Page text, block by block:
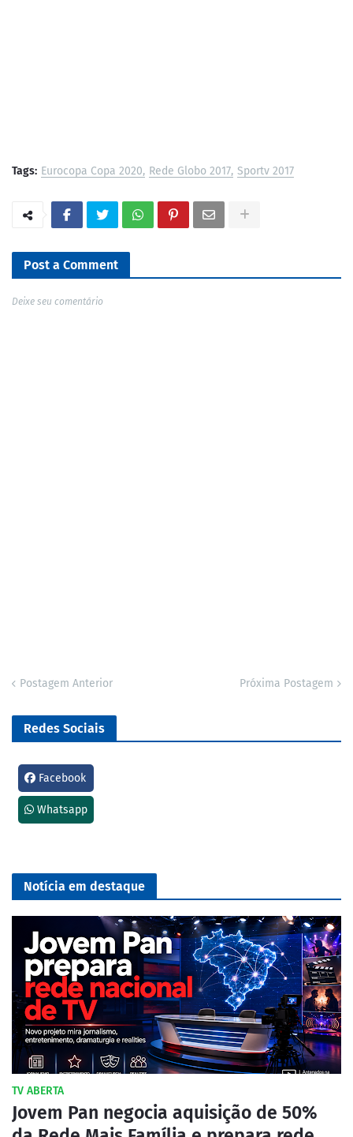
Tags: Eurocopa Copa 2020 Rede Globo 2017 Sportv 2017
Post a Comment
Deixe seu comentário
Postagem Anterior Próxima Postagem
Redes Sociais
Facebook
Whatsapp
Notícia em destaque
TV ABERTA
Jovem Pan negocia aquisição de 50%